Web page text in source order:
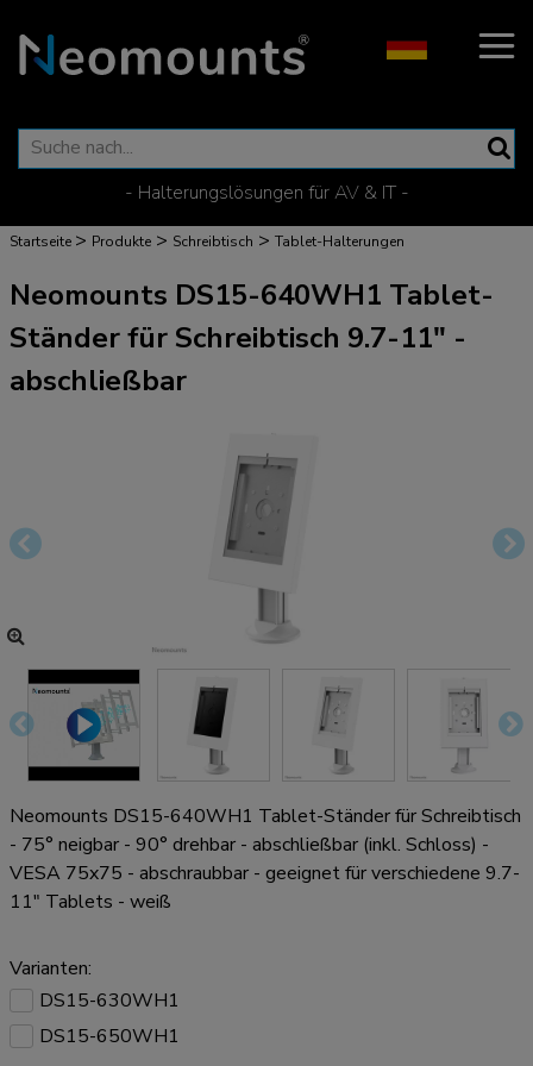
- Halterungslösungen für AV & IT -
Startseite > Produkte > Schreibtisch > Tablet-Halterungen
Neomounts DS15-640WH1 Tablet-
Ständer für Schreibtisch 9.7-11" -
abschließbar
Neomounts DS15-640WH1 Tablet-Ständer für Schreibtisch
- 75° neigbar - 90° drehbar - abschließbar (inkl. Schloss) -
VESA 75x75 - abschraubbar - geeignet für verschiedene 9.7-
11" Tablets - weiß
Varianten:
DS15-630WH1
DS15-650WH1